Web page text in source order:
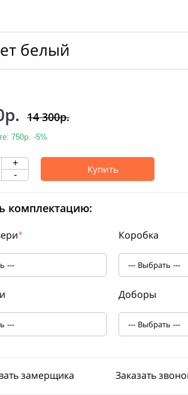
белый
14 300р.
750р. -5%
+
-
Купить
комплектацию:
* Коробка
Доборы
замерщика Заказать